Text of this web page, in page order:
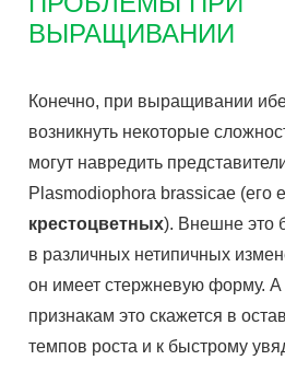
ВЫРАЩИВАНИИ
Конечно, при выращивании
возникнуть некоторые
могут навредить
Plasmodiophora brassicae (его
крестоцветных). Внешне это
в различных нетипичных
он имеет стержневую форму.
признакам это скажется в
темпов роста и к быстрому